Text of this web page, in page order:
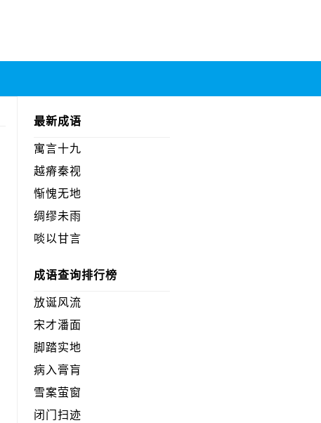
最新成语
寓言十九
越瘠秦视
惭愧无地
绸缪未雨
啖以甘言
成语查询排行榜
放诞风流
宋才潘面
脚踏实地
病入膏肓
雪案萤窗
闭门扫迹